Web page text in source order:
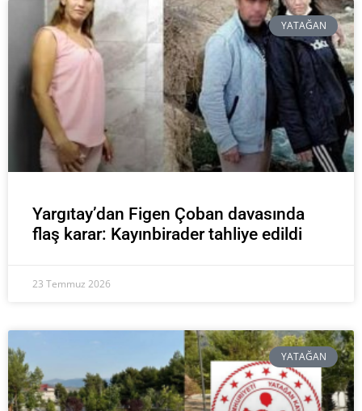
YATAĞAN
Yargıtay’dan Figen Çoban davasında
flaş karar: Kayınbirader tahliye edildi
23 Temmuz 2026
YATAĞAN